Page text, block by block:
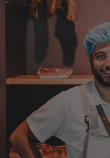
Verifizierter Kunde
Hallo Ich
abholen , bin
weiter
Thorsten
Verifizierter Kunde
Die Abläufe sind
eine
erfolgt schnell